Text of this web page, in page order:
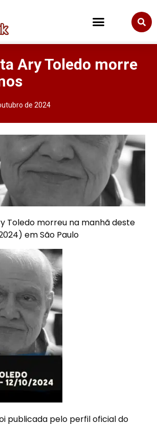
Ary Toledo morre
de 2024
Toledo morreu na manhã deste
em São Paulo
publicada pelo perfil oficial do